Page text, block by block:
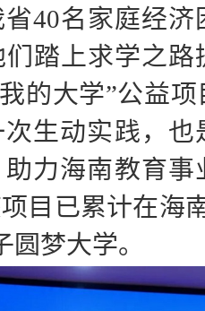
40名家庭经
们踏上求学之
我的大学”公益项
生动实践，
力海南教育事
目已累计在海
梦大学。